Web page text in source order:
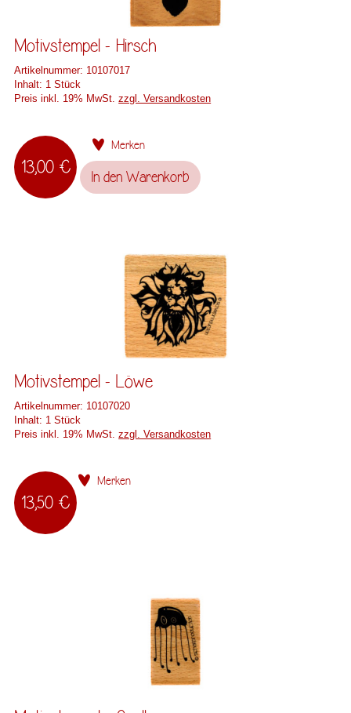
Motivstempel - Hirsch
Artikelnummer: 10107017
Inhalt: 1 Stück
Preis inkl. 19% MwSt.zzgl. Versandkosten
13,00 €
Merken
In den Warenkorb
Motivstempel - Löwe
Artikelnummer: 10107020
Inhalt: 1 Stück
Preis inkl. 19% MwSt.zzgl. Versandkosten
13,50 €
Merken